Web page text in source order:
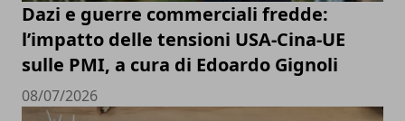
Dazi e guerre commerciali fredde:
l’impatto delle tensioni USA-Cina-UE
sulle PMI, a cura di Edoardo Gignoli
08/07/2026